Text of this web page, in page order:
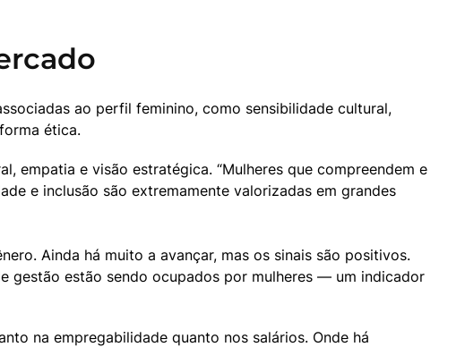
ao perfil feminino, como sensibilidade cultural,
ética.
empatia e visão estratégica. “Mulheres que compreendem e
e inclusão são extremamente valorizadas em grandes
Ainda há muito a avançar, mas os sinais são positivos.
gestão estão sendo ocupados por mulheres — um indicador
na empregabilidade quanto nos salários. Onde há